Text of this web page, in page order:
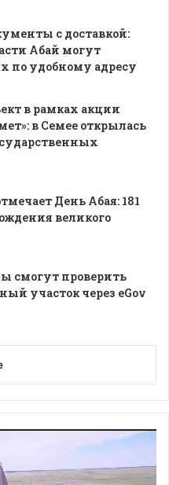
с доставкой:
Абай могут
по удобному адресу
в рамках акции
в Семее открылась
День Абая: 181
великого
смогут проверить
участок через eGov